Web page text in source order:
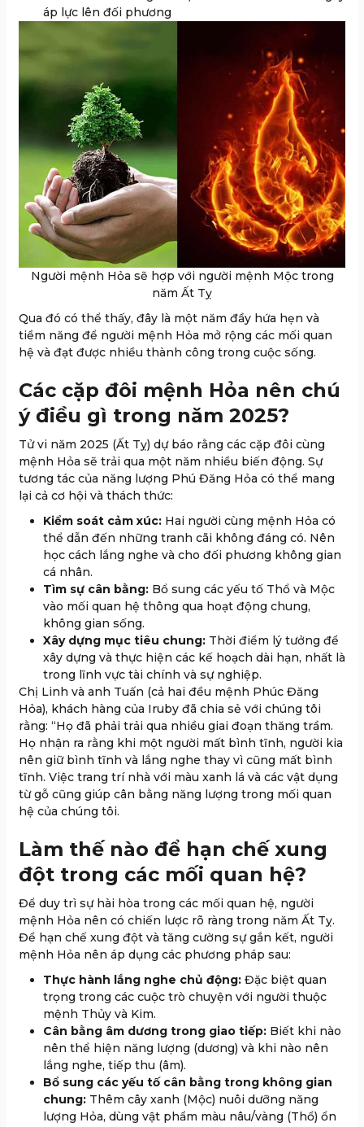
áp lực lên đối phương
Người mệnh Hỏa sẽ hợp với người mệnh Mộc trong
năm Ất Tỵ
Qua đó có thể thấy, đây là một năm đầy hứa hẹn và
tiềm năng để người mệnh Hỏa mở rộng các mối quan
hệ và đạt được nhiều thành công trong cuộc sống.
Các cặp đôi mệnh Hỏa nên chú
ý điều gì trong năm 2025?
Tử vi năm 2025 (Ất Tỵ) dự báo rằng các cặp đôi cùng
mệnh Hỏa sẽ trải qua một năm nhiều biến động. Sự
tương tác của năng lượng Phú Đăng Hỏa có thể mang
lại cả cơ hội và thách thức:
Kiểm soát cảm xúc: Hai người cùng mệnh Hỏa có
thể dẫn đến những tranh cãi không đáng có. Nên
học cách lắng nghe và cho đối phương không gian
cá nhân.
Tìm sự cân bằng: Bổ sung các yếu tố Thổ và Mộc
vào mối quan hệ thông qua hoạt động chung,
không gian sống.
Xây dựng mục tiêu chung: Thời điểm lý tưởng để
xây dựng và thực hiện các kế hoạch dài hạn, nhất là
trong lĩnh vực tài chính và sự nghiệp.
Chị Linh và anh Tuấn (cả hai đều mệnh Phúc Đăng
Hỏa), khách hàng của Iruby đã chia sẻ với chúng tôi
rằng: “Họ đã phải trải qua nhiều giai đoạn thăng trầm.
Họ nhận ra rằng khi một người mất bình tĩnh, người kia
nên giữ bình tĩnh và lắng nghe thay vì cũng mất bình
tĩnh. Việc trang trí nhà với màu xanh lá và các vật dụng
từ gỗ cũng giúp cân bằng năng lượng trong mối quan
hệ của chúng tôi.
Làm thế nào để hạn chế xung
đột trong các mối quan hệ?
Để duy trì sự hài hòa trong các mối quan hệ, người
mệnh Hỏa nên có chiến lược rõ ràng trong năm Ất Tỵ.
Để hạn chế xung đột và tăng cường sự gắn kết, người
mệnh Hỏa nên áp dụng các phương pháp sau:
Thực hành lắng nghe chủ động: Đặc biệt quan
trọng trong các cuộc trò chuyện với người thuộc
mệnh Thủy và Kim.
Cân bằng âm dương trong giao tiếp: Biết khi nào
nên thể hiện năng lượng (dương) và khi nào nên
lắng nghe, tiếp thu (âm).
Bổ sung các yếu tố cân bằng trong không gian
chung: Thêm cây xanh (Mộc) nuôi dưỡng năng
lượng Hỏa, dùng vật phẩm màu nâu/vàng (Thổ) ổn